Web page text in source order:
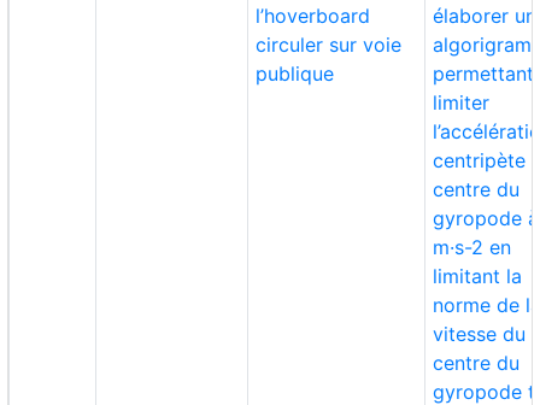
l’hoverboard
circuler sur voie
publique
élaborer un
permettant
limiter
centripète
centre du
gyropode
m·s-2 en
limitant la
norme de
vitesse du
centre du
gyropode